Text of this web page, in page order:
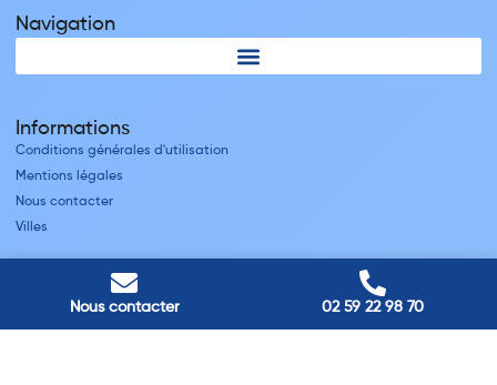
Nous contacter 02 59 22 98 70
Navigation
Informations
Conditions générales d'utilisation
Mentions légales
Nous contacter
Villes
Nos adresses
Louviers
45 avenue Winston Churchill, Louviers, France